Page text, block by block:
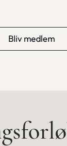
Bliv medlem